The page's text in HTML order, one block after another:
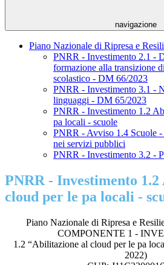
navigazione
Piano Nazionale di Ripresa e
PNRR - Investimento 2.1 -
formazione alla transizione
scolastico - DM 66/2023
PNRR - Investimento 3.1 -
linguaggi - DM 65/2023
PNRR - Investimento 1.2
pa locali - scuole
PNRR - Avviso 1.4 Scuole
nei servizi pubblici
PNRR - Investimento 3.2 -
PNRR - Investimento
cloud per le pa locali -
Piano Nazionale di Ripresa e
COMPONENTE 1 -
1.2 “Abilitazione al cloud per le pa
2022)